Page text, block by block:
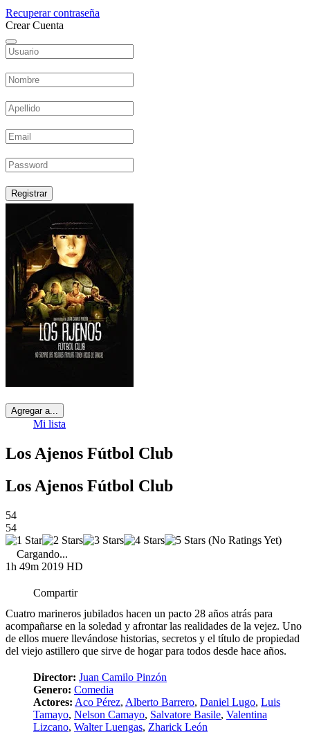
Recuperar contraseña
Crear Cuenta
Registrar
Agregar a...
Mi lista
Los Ajenos Fútbol Club
Los Ajenos Fútbol Club
54
54
(No Ratings Yet)
Cargando...
1h 49m 2019 HD
Compartir
Cuatro marineros jubilados hacen un pacto 28 años atrás para
acompañarse en la soledad y afrontar las realidades de la vejez. Uno
de ellos muere llevándose historias, secretos y el título de propiedad
del viejo astillero que sirve de hogar para todos desde hace años.
Director: Juan Camilo Pinzón
Genero: Comedia
Actores: Aco Pérez, Alberto Barrero, Daniel Lugo, Luis
Tamayo, Nelson Camayo, Salvatore Basile, Valentina
Lizcano, Walter Luengas, Zharick León